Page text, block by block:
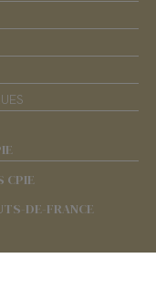
CPIE
DE-FRANCE